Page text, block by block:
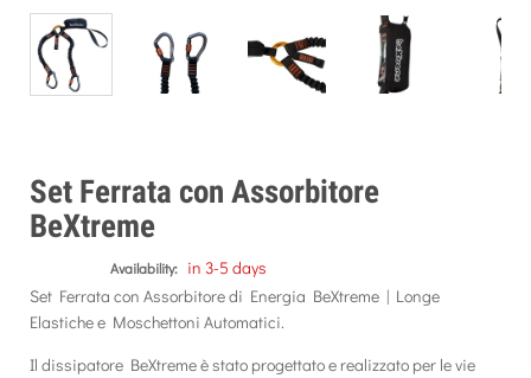
Set Ferrata con Assorbitore
BeXtreme
Availability: in 3-5 days
Set Ferrata con Assorbitore di Energia BeXtreme | Longe
Elastiche e Moschettoni Automatici.
Il dissipatore BeXtreme è stato progettato e realizzato per le vie